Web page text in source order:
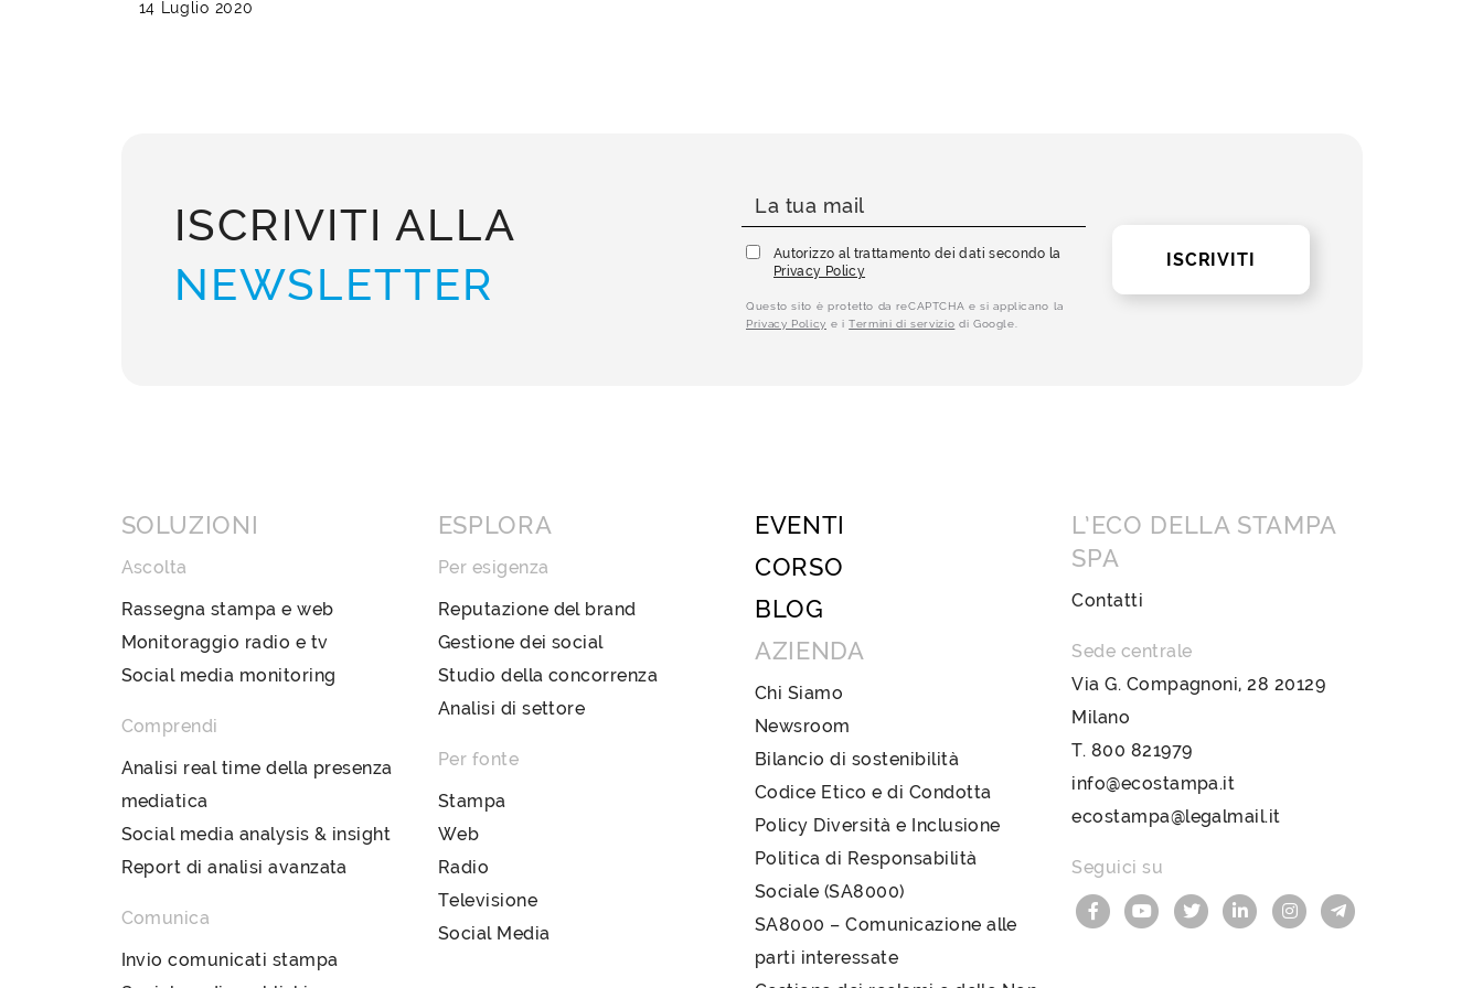
14 Luglio 2020
ISCRIVITI ALLA
NEWSLETTER
Autorizzo al trattamento dei dati secondo la
Privacy Policy
Questo sito è protetto da reCAPTCHA e si applicano la
Privacy Policy e iTermini di servizio di Google.
ISCRIVITI
SOLUZIONI
Ascolta
Rassegna stampa e web
Monitoraggio radio e tv
Social media monitoring
Comprendi
Analisi real time della presenza
mediatica
Social media analysis & insight
Report di analisi avanzata
Comunica
Invio comunicati stampa
ESPLORA
Per esigenza
Reputazione del brand
Gestione dei social
Studio della concorrenza
Analisi di settore
Per fonte
Stampa
Web
Radio
Televisione
Social Media
EVENTI
CORSO
BLOG
AZIENDA
Chi Siamo
Newsroom
Bilancio di sostenibilità
Codice Etico e di Condotta
Policy Diversità e Inclusione
Politica di Responsabilità
Sociale (SA8000)
SA8000 – Comunicazione alle
parti interessate
L’ECO DELLA STAMPA
SPA
Contatti
Sede centrale
Via G. Compagnoni, 28 20129
Milano
T. 800 821979
info@ecostampa.it
ecostampa@legalmail.it
Seguici su